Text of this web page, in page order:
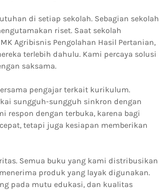
di setiap sekolah. Sebagian sekolah
riset. Saat sekolah
Agribisnis Pengolahan Hasil Pertanian,
terlebih dahulu. Kami percaya solusi
saksama.
pengajar terkait kurikulum.
sungguh-sungguh sinkron dengan
respon dengan terbuka, karena bagi
tetapi juga kesiapan memberikan
Semua buku yang kami distribusikan
produk yang layak digunakan.
pada mutu edukasi, dan kualitas